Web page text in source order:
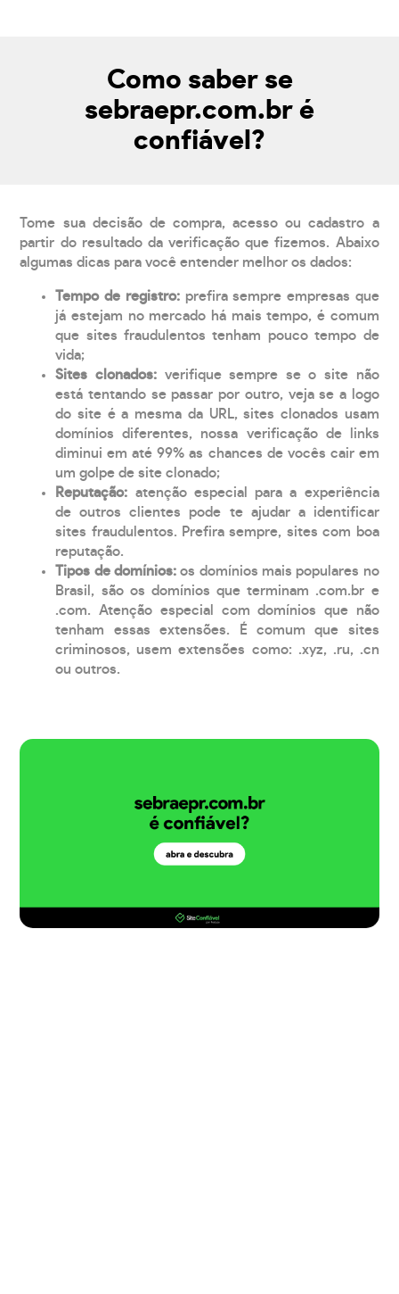
Como saber se
sebraepr.com.br é
confiável?
Tome sua decisão de compra, acesso ou cadastro a
partir do resultado da verificação que fizemos. Abaixo
algumas dicas para você entender melhor os dados:
Tempo de registro: prefira sempre empresas que
já estejam no mercado há mais tempo, é comum
que sites fraudulentos tenham pouco tempo de
vida;
Sites clonados: verifique sempre se o site não
está tentando se passar por outro, veja se a logo
do site é a mesma da URL, sites clonados usam
domínios diferentes, nossa verificação de links
diminui em até 99% as chances de vocês cair em
um golpe de site clonado;
Reputação: atenção especial para a experiência
de outros clientes pode te ajudar a identificar
sites fraudulentos. Prefira sempre, sites com boa
reputação.
Tipos de domínios:os domínios mais populares no
Brasil, são os domínios que terminam .com.br e
.com. Atenção especial com domínios que não
tenham essas extensões. É comum que sites
criminosos, usem extensões como: .xyz, .ru, .cn
ou outros.